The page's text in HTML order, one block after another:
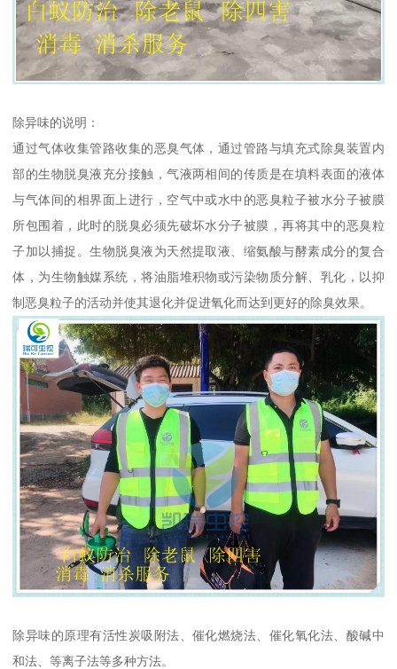
除异味的说明：
通过气体收集管路收集的恶臭气体，通过管路与填充式除臭装置内
部的生物脱臭液充分接触，气液两相间的传质是在填料表面的液体
与气体间的相界面上进行，空气中或水中的恶臭粒子被水分子被膜
所包围着，此时的脱臭必须先破坏水分子被膜，再将其中的恶臭粒
子加以捕捉。生物脱臭液为天然提取液、缩氨酸与酵素成分的复合
体，为生物触媒系统，将油脂堆积物或污染物质分解、乳化，以抑
制恶臭粒子的活动并使其退化并促进氧化而达到更好的除臭效果。
除异味的原理有活性炭吸附法、催化燃烧法、催化氧化法、酸碱中
和法、等离子法等多种方法。